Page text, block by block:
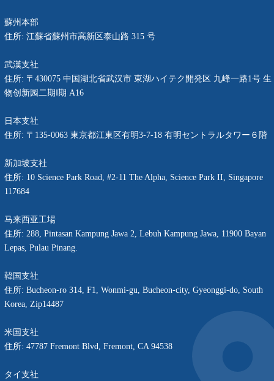
蘇州本部
住所: 江蘇省蘇州市高新区泰山路 315 号
武漢支社
住所: 〒430075 中国湖北省武汉市 東湖ハイテク開発区 九峰一路1号 生
物创新园二期Ⅰ期 A16
日本支社
住所: 〒135-0063 東京都江東区有明3-7-18 有明セントラルタワー６階
新加坡支社
住所: 10 Science Park Road, #2-11 The Alpha, Science Park II, Singapore
117684
马来西亚工場
住所: 288, Pintasan Kampung Jawa 2, Lebuh Kampung Jawa, 11900 Bayan
Lepas, Pulau Pinang.
韓国支社
住所: Bucheon-ro 314, F1, Wonmi-gu, Bucheon-city, Gyeonggi-do, South
Korea, Zip14487
米国支社
住所: 47787 Fremont Blvd, Fremont, CA 94538
タイ支社